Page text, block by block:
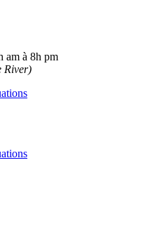
am à 8h pm
River)